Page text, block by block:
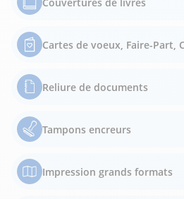
Cartes de voeux, Faire-Part,
Reliure de documents
Tampons encreurs
Impression grands formats